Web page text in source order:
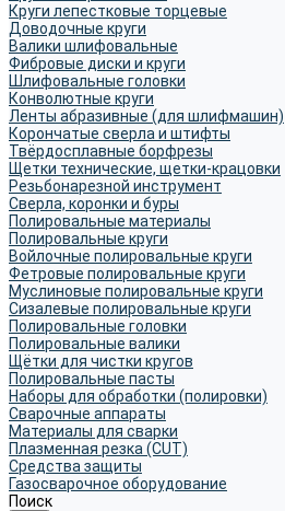
Круги лепестковые торцевые
Доводочные круги
Валики шлифовальные
Фибровые диски и круги
Шлифовальные головки
Конволютные круги
Ленты абразивные (для шлифмашин)
Корончатые сверла и штифты
Твёрдосплавные борфрезы
Щетки технические, щетки-крацовки
Резьбонарезной инструмент
Сверла, коронки и буры
Полировальные материалы
Полировальные круги
Войлочные полировальные круги
Фетровые полировальные круги
Муслиновые полировальные круги
Cизалевые полировальные круги
Полировальные головки
Полировальные валики
Щётки для чистки кругов
Полировальные пасты
Наборы для обработки (полировки)
Сварочные аппараты
Материалы для сварки
Плазменная резка (CUT)
Средства защиты
Газосварочное оборудование
Поиск